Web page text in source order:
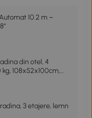
10.2 m –
din otel, 4
108x52x100cm,
3 etajere, lemn